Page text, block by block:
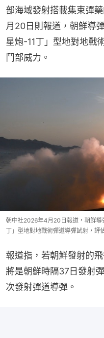
部海域發射搭載集束彈
月20日則報道，朝鮮導
星炮-11丁」型地對地戰
鬥部威力。
朝中社2026年4月20日報道，朝鮮導
丁」型地對地戰術彈道導彈試射，評
報道指，若朝鮮發射的
將是朝鮮時隔37日發射
次發射彈道導彈。